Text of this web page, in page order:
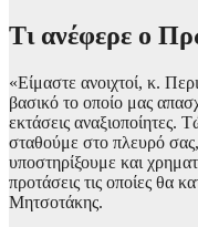
Τι ανέφερε ο
«Είμαστε ανοιχτοί, κ.
βασικό το οποίο μας
εκτάσεις αναξιοποίητες.
σταθούμε στο πλευρό
υποστηρίξουμε και
προτάσεις τις οποίες θα
Μητσοτάκης.